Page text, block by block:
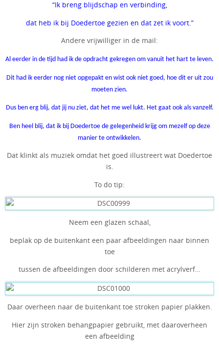
“Ik breng blijdschap en verbinding,
dat heb ik bij Doedertoe gezien en dat zet ik voort.”
Andere vrijwilliger in de mail:
Al eerder in de tijd had ik de opdracht gekregen om vanuit het hart te leven.
Dit had ik eerder nog niet opgepakt en wist ook niet goed, hoe dit er uit zou
moeten zien.
Dus ben erg blij, dat jij nu ziet, dat het me wel lukt. Het gaat ook als vanzelf.
Ben heel blij, dat ik bij Doedertoe de gelegenheid krijg om mezelf op deze
manier te ontwikkelen.
Dat klinkt als muziek omdat het goed illustreert wat Doedertoe
is.
To do tip:
Neem een glazen schaal,
beplak op de buitenkant een paar afbeeldingen naar binnen
toe
tussen de afbeeldingen door schilderen met acrylverf…
Daar overheen naar de buitenkant toe stroken papier plakken.
Hier zijn stroken behangpapier gebruikt, met daaroverheen
een afbeelding